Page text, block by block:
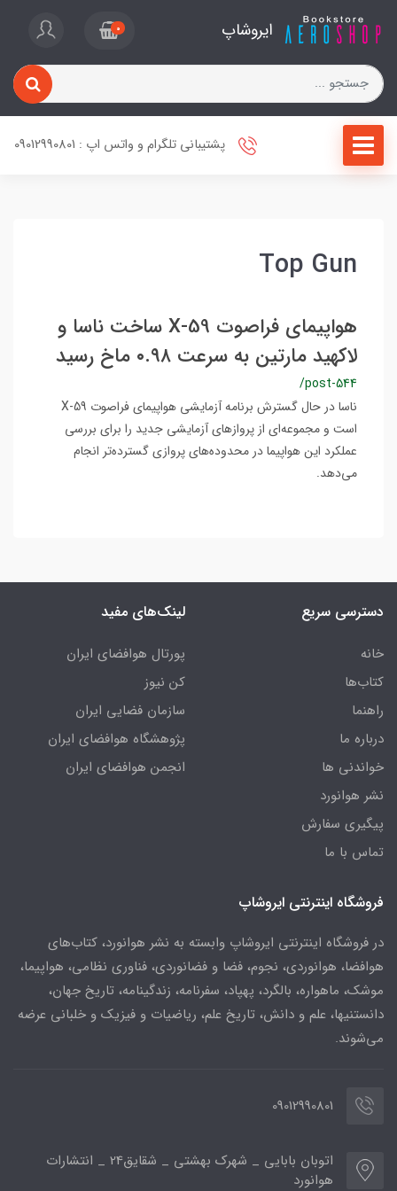
ایروشاپ 0
پشتیبانی تلگرام و واتس اپ : 09012990801
Top Gun
هواپیمای فراصوت X-59 ساخت ناسا و
لاکهید مارتین به سرعت ۰.۹۸ ماخ رسید
/post-544
ناسا در حال گسترش برنامه آزمایشی هواپیمای فراصوت X-59
است و مجموعه‌ای از پروازهای آزمایشی جدید را برای بررسی
عملکرد این هواپیما در محدوده‌های پروازی گسترده‌تر انجام
می‌دهد.
دسترسی سریع
خانه
کتاب‌ها
راهنما
درباره ما
خواندنی ها
نشر هوانورد
پیگیری سفارش
تماس با ما
لینک‌های مفید
پورتال هوافضای ایران
کن نیوز
سازمان فضایی ایران
پژوهشگاه هوافضای ایران
انجمن هوافضای ایران
فروشگاه اینترنتی ایروشاپ
در فروشگاه اینترنتی ایروشاپ وابسته به نشر هوانورد، کتاب‌های
هوافضا، هوانوردی، نجوم، فضا و فضانوردی، فناوری نظامی، هواپیما،
موشک، ماهواره، بالگرد، پهپاد، سفرنامه، زندگینامه، تاریخ جهان،
دانستنیها، علم و دانش، تاریخ علم، ریاضیات و فیزیک و خلبانی عرضه
می‌شوند.
09012990801
اتوبان بابایی _ شهرک بهشتی _ شقایق24 _ انتشارات
هوانورد